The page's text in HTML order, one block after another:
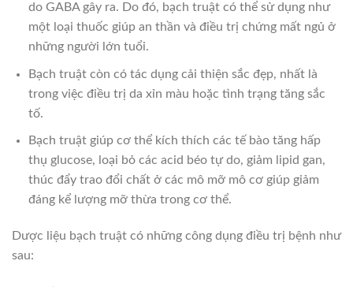
do GABA gây ra. Do đó, bạch truật có thể sử dụng như
một loại thuốc giúp an thần và điều trị chứng mất ngủ ở
những người lớn tuổi.
Bạch truật còn có tác dụng cải thiện sắc đẹp, nhất là
trong việc điều trị da xỉn màu hoặc tình trạng tăng sắc
tố.
Bạch truật giúp cơ thể kích thích các tế bào tăng hấp
thụ glucose, loại bỏ các acid béo tự do, giảm lipid gan,
thúc đẩy trao đổi chất ở các mô mỡ mô cơ giúp giảm
đáng kể lượng mỡ thừa trong cơ thể.
Dược liệu bạch truật có những công dụng điều trị bệnh như
sau: